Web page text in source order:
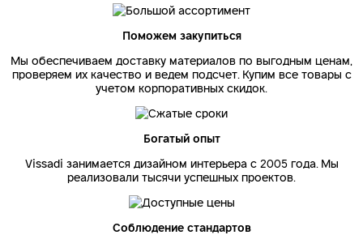
Поможем закупиться
Мы обеспечиваем доставку материалов по выгодным ценам,
проверяем их качество и ведем подсчет. Купим все товары с
учетом корпоративных скидок.
Богатый опыт
Vissadi занимается дизайном интерьера с 2005 года. Мы
реализовали тысячи успешных проектов.
Соблюдение стандартов